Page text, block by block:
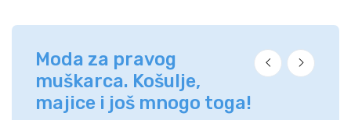
Moda za pravog
muškarca. Košulje,
majice i još mnogo toga!